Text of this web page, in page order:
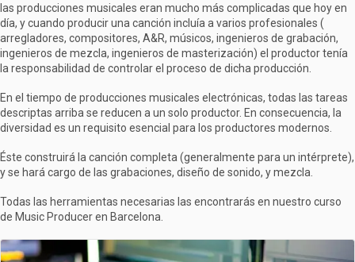
las producciones musicales eran mucho más complicadas que hoy en
día, y cuando producir una canción incluía a varios profesionales (
arregladores, compositores, A&R, músicos, ingenieros de grabación,
ingenieros de mezcla, ingenieros de masterización) el productor tenía
la responsabilidad de controlar el proceso de dicha producción.
En el tiempo de producciones musicales electrónicas, todas las tareas
descriptas arriba se reducen a un solo productor. En consecuencia, la
diversidad es un requisito esencial para los productores modernos.
Éste construirá la canción completa (generalmente para un intérprete),
y se hará cargo de las grabaciones, diseño de sonido, y mezcla.
Todas las herramientas necesarias las encontrarás en nuestro curso
de Music Producer en Barcelona.